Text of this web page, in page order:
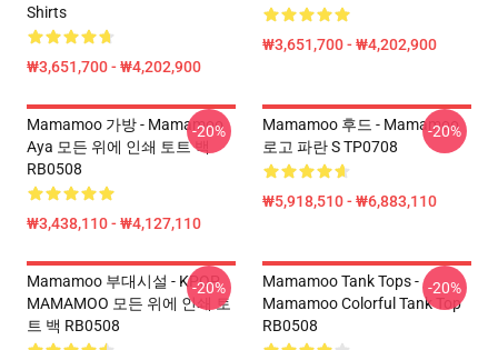
Shirts
₩3,651,700 - ₩4,202,900
₩3,651,700 - ₩4,202,900
Mamamoo 가방 - Mamamoo
Aya 모든 위에 인쇄 토트 백
RB0508
₩3,438,110 - ₩4,127,110
-20%
Mamamoo 후드 - Mamamoo
로고 파란 S TP0708
₩5,918,510 - ₩6,883,110
-20%
Mamamoo 부대시설 - KPOP
MAMAMOO 모든 위에 인쇄 토
트 백 RB0508
-20%
Mamamoo Tank Tops -
Mamamoo Colorful Tank Top
RB0508
-20%